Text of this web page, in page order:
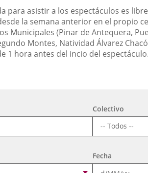
para asistir a los espectáculos es
la semana anterior en el propio
Municipales (Pinar de Antequera,
Montes, Natividad Álvarez
1 hora antes del incio del espectáculo.
Colectivo
Fecha